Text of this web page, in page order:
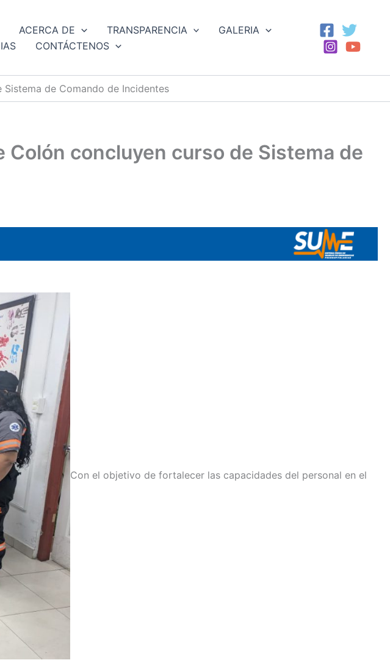
ACERCA DE TRANSPARENCIA
GALERIA
CONTÁCTENOS
de Comando de Incidentes
concluyen curso de Sistema de
Con el objetivo de fortalecer las capacidades del personal en el